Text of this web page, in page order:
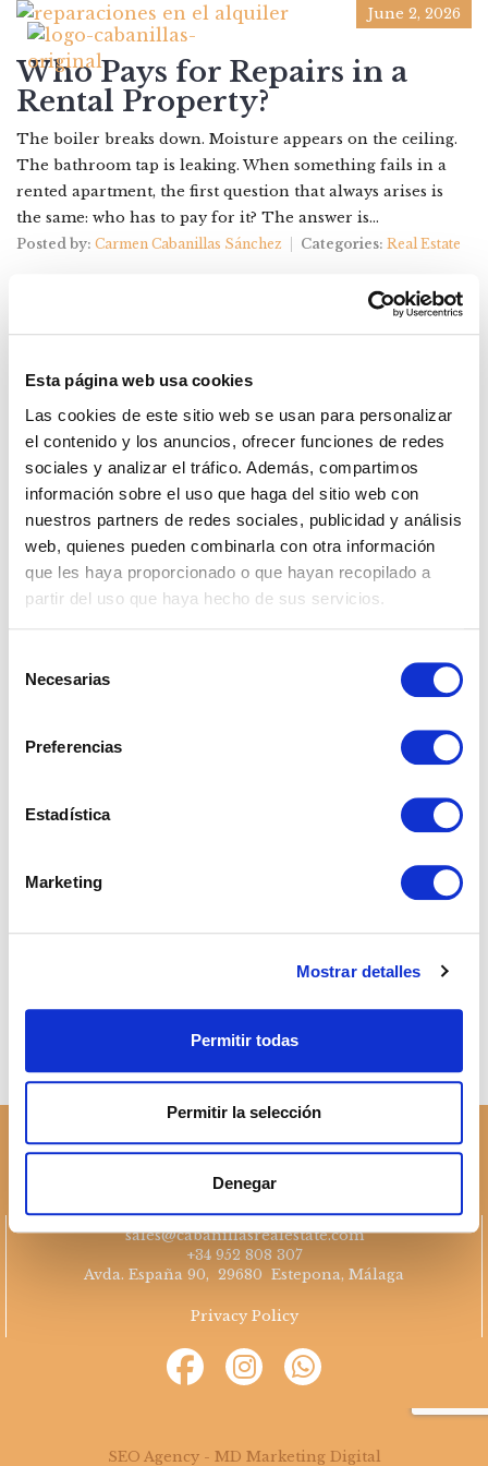
Esta página web usa cookies
Las cookies de este sitio web se usan para personalizar
el contenido y los anuncios, ofrecer funciones de redes
sociales y analizar el tráfico. Además, compartimos
información sobre el uso que haga del sitio web con
nuestros partners de redes sociales, publicidad y análisis
web, quienes pueden combinarla con otra información
que les haya proporcionado o que hayan recopilado a
partir del uso que haya hecho de sus servicios.
Necesarias
Preferencias
Estadística
Marketing
Mostrar detalles
Permitir todas
Permitir la selección
Denegar
June 2, 2026
Who Pays for Repairs in a
Rental Property?
The boiler breaks down. Moisture appears on the ceiling.
The bathroom tap is leaking. When something fails in a
rented apartment, the first question that always arises is
the same: who has to pay for it? The answer is...
Posted by: Carmen Cabanillas Sánchez Categories: Real Estate
Properties
Real Estate
What nobody explains about buying a house in
Spain as a foreigner
Taxes When Selling a Property in Andalusia as a
Non-Resident
sales@cabanillasrealestate.com
+34 952 808 307
Avda. España 90, 29680 Estepona, Málaga
Privacy Policy
SEO Agency - MD Marketing Digital